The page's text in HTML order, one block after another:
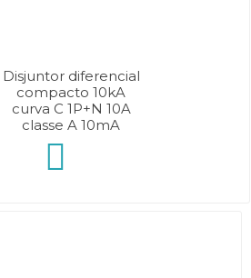
Disjuntor diferencial
compacto 10kA
curva C 1P+N 10A
classe A 10mA